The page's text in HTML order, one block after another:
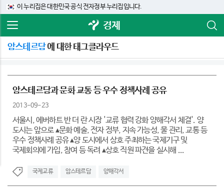
이 누리집은 대한민국 공식 전자정부 누리집입니다.
경제
암스테르담에 대한 태그클라우드
암스테르담과 문화 교통 등 우수 정책사례 공유
2013-09-23
서울시, 에버하트 반 더 란 시장 '교류 협력 강화 양해각서 체결'. 양
도시는 앞으로 ▴문화 예술, 전자 정부, 지속 가능성, 물 관리, 교통 등
우수 정책사례 공유 ▴양 도시에서 상호 주최하는 국제기구 및
국제회의에 가입, 참여 등 독려 ▴상호 직원 파견을 실시해 ...
국제교류 암스테르담 양해각서